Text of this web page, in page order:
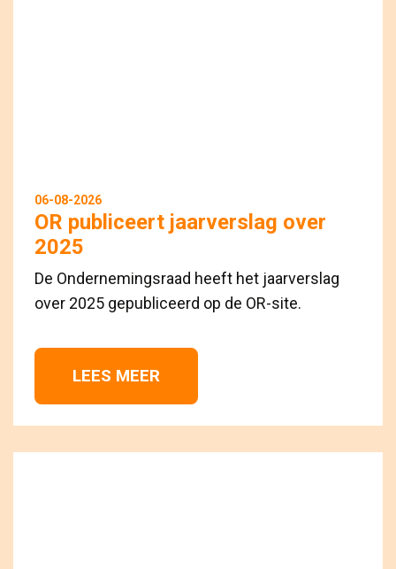
06-08-2026
OR publiceert jaarverslag over
2025
De Ondernemingsraad heeft het jaarverslag
over 2025 gepubliceerd op de OR-site.
LEES MEER